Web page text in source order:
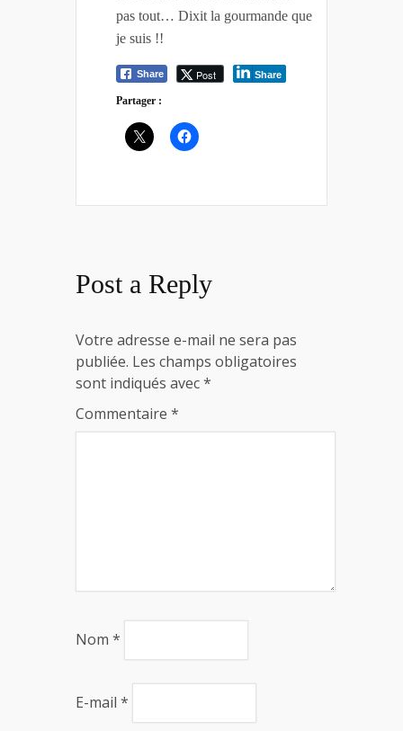
pas tout… Dixit la gourmande que
je suis !!
Share Post Share
Partager :
Post a Reply
Votre adresse e-mail ne sera pas
publiée. Les champs obligatoires
sont indiqués avec*
Commentaire *
Nom *
E-mail *